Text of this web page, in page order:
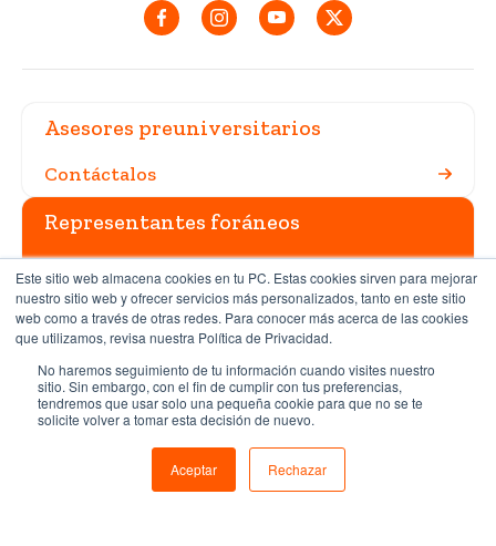
Este sitio web almacena cookies en tu PC. Estas cookies sirven para mejorar
nuestro sitio web y ofrecer servicios más personalizados, tanto en este sitio
web como a través de otras redes. Para conocer más acerca de las cookies
que utilizamos, revisa nuestra Política de Privacidad.
No haremos seguimiento de tu información cuando visites nuestro
sitio. Sin embargo, con el fin de cumplir con tus preferencias,
tendremos que usar solo una pequeña cookie para que no se te
solicite volver a tomar esta decisión de nuevo.
Aceptar Rechazar
Asesores preuniversitarios
Contáctalos
Representantes foráneos
Conócelos
Teléfono:(999) 942 4800con 5 líneas.
Yucatán, México. CP. 97308.
Sitio institucional
Aviso de privacidad